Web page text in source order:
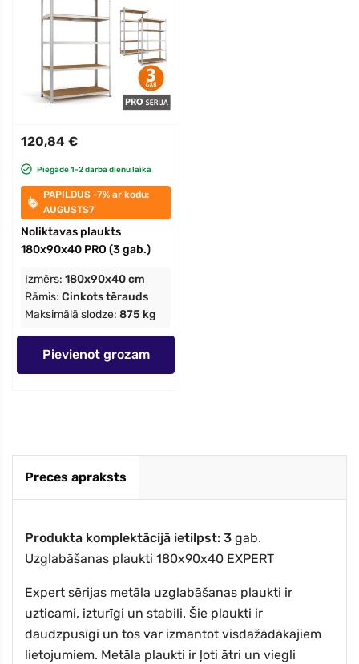
120,84 €
Piegāde 1-2 darba dienu laikā
PAPILDUS -7% ar kodu:
AUGUSTS7
Noliktavas plaukts
180x90x40 PRO (3 gab.)
Izmērs: 180x90x40 cm
Rāmis: Cinkots tērauds
Maksimālā slodze: 875 kg
Pievienot grozam
Preces apraksts
Produkta komplektācijā ietilpst: 3 gab.
Uzglabāšanas plaukti 180x90x40 EXPERT
Expert sērijas metāla uzglabāšanas plaukti ir
uzticami, izturīgi un stabili. Šie plaukti ir
daudzpusīgi un tos var izmantot visdažādākajiem
lietojumiem. Metāla plaukti ir ļoti ātri un viegli